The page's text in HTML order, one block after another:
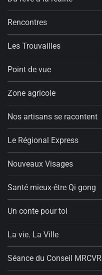
Rencontres
Les Trouvailles
Point de vue
Zone agricole
Nos artisans se racontent
Le Régional Express
Nouveaux Visages
Santé mieux-être Qi gong
Un conte pour toi
La vie. La Ville
Séance du Conseil MRCVR